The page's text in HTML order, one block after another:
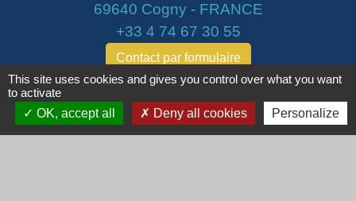
69640 Cogny - FRANCE
+33 4 74 67 30 55
Contact par formulaire
Horaires
Lundi : 16h30 - 18h30
This site uses cookies and gives you control over what you want
to activate
OK, accept all
Deny all cookies Personalize